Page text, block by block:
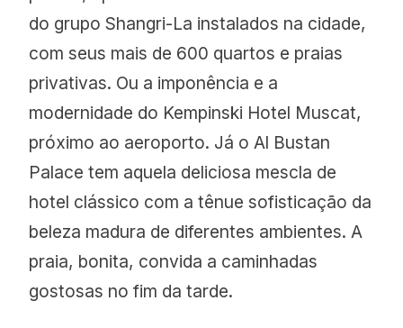
do grupo Shangri-La instalados na cidade,
com seus mais de 600 quartos e praias
privativas. Ou a imponência e a
modernidade do Kempinski Hotel Muscat,
próximo ao aeroporto. Já o Al Bustan
Palace tem aquela deliciosa mescla de
hotel clássico com a tênue sofisticação da
beleza madura de diferentes ambientes. A
praia, bonita, convida a caminhadas
gostosas no fim da tarde.